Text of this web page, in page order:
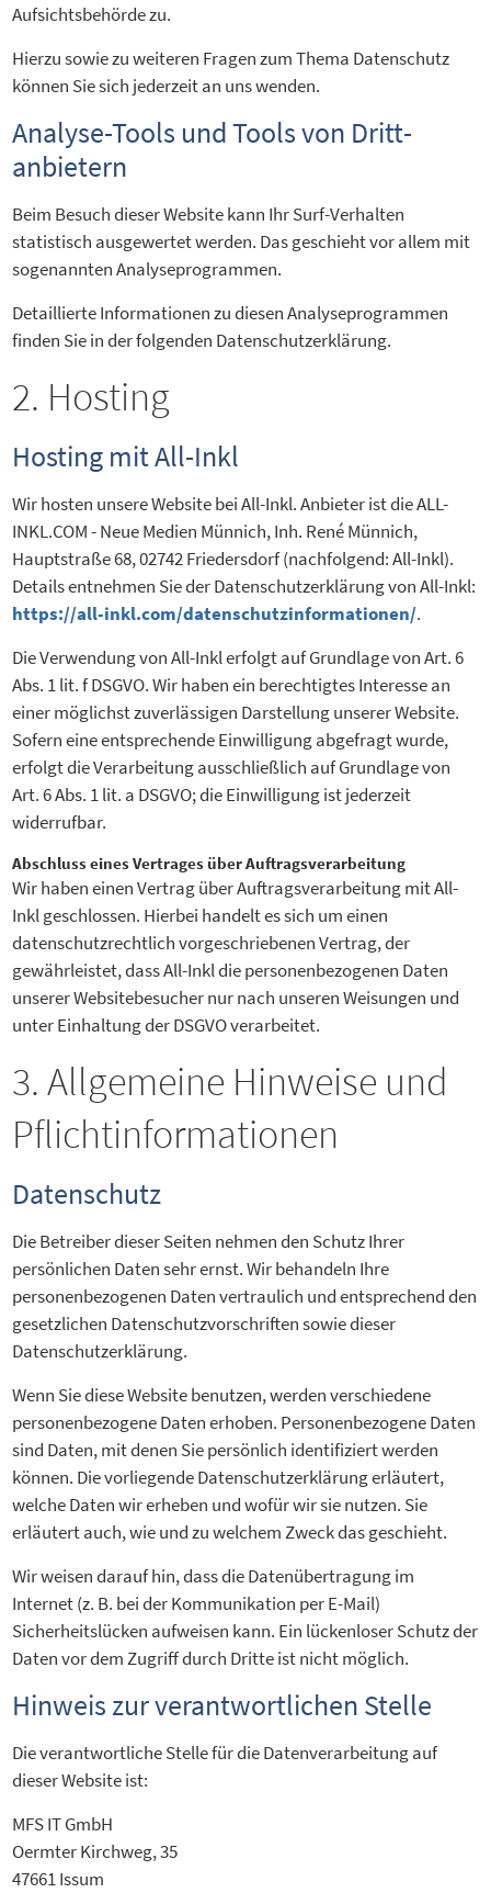
Aufsichtsbehörde zu.
Hierzu sowie zu weiteren Fragen zum Thema Datenschutz
können Sie sich jederzeit an uns wenden.
Analyse-Tools und Tools von Dritt­
anbietern
Beim Besuch dieser Website kann Ihr Surf-Verhalten
statistisch ausgewertet werden. Das geschieht vor allem mit
sogenannten Analyseprogrammen.
Detaillierte Informationen zu diesen Analyseprogrammen
finden Sie in der folgenden Datenschutzerklärung.
2. Hosting
Hosting mit All-Inkl
Wir hosten unsere Website bei All-Inkl. Anbieter ist die ALL-
INKL.COM - Neue Medien Münnich, Inh. René Münnich,
Hauptstraße 68, 02742 Friedersdorf (nachfolgend: All-Inkl).
Details entnehmen Sie der Datenschutzerklärung von All-Inkl:
https://all-inkl.com/datenschutzinformationen/.
Die Verwendung von All-Inkl erfolgt auf Grundlage von Art. 6
Abs. 1 lit. f DSGVO. Wir haben ein berechtigtes Interesse an
einer möglichst zuverlässigen Darstellung unserer Website.
Sofern eine entsprechende Einwilligung abgefragt wurde,
erfolgt die Verarbeitung ausschließlich auf Grundlage von
Art. 6 Abs. 1 lit. a DSGVO; die Einwilligung ist jederzeit
widerrufbar.
Abschluss eines Vertrages über Auftragsverarbeitung
Wir haben einen Vertrag über Auftragsverarbeitung mit All-
Inkl geschlossen. Hierbei handelt es sich um einen
datenschutzrechtlich vorgeschriebenen Vertrag, der
gewährleistet, dass All-Inkl die personenbezogenen Daten
unserer Websitebesucher nur nach unseren Weisungen und
unter Einhaltung der DSGVO verarbeitet.
3. Allgemeine Hinweise und
Pflicht­informationen
Datenschutz
Die Betreiber dieser Seiten nehmen den Schutz Ihrer
persönlichen Daten sehr ernst. Wir behandeln Ihre
personenbezogenen Daten vertraulich und entsprechend den
gesetzlichen Datenschutzvorschriften sowie dieser
Datenschutzerklärung.
Wenn Sie diese Website benutzen, werden verschiedene
personenbezogene Daten erhoben. Personenbezogene Daten
sind Daten, mit denen Sie persönlich identifiziert werden
können. Die vorliegende Datenschutzerklärung erläutert,
welche Daten wir erheben und wofür wir sie nutzen. Sie
erläutert auch, wie und zu welchem Zweck das geschieht.
Wir weisen darauf hin, dass die Datenübertragung im
Internet (z. B. bei der Kommunikation per E-Mail)
Sicherheitslücken aufweisen kann. Ein lückenloser Schutz der
Daten vor dem Zugriff durch Dritte ist nicht möglich.
Hinweis zur verantwortlichen Stelle
Die verantwortliche Stelle für die Datenverarbeitung auf
dieser Website ist:
MFS IT GmbH
Oermter Kirchweg, 35
47661 Issum